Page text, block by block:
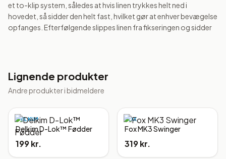
et to-klip system, således at hvis linen trykkes helt ned i
hovedet, så sidder den helt fast, hvilket gør at enhver bevægelse
opfanges. Efterfølgende slippes linen fra fikseringen og sidder
Lignende produkter
Andre produkter i bidmeldere
DELKIM
Delkim D-Lok™ Fødder
199 kr.
FOX
Fox MK3 Swinger
319 kr.